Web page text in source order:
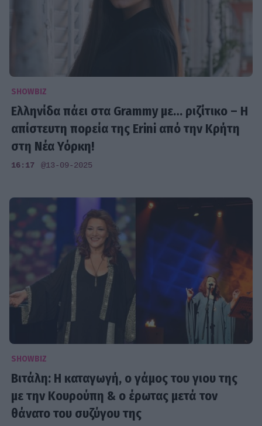
SHOWBIZ
Ελληνίδα πάει στα Grammy με… ριζίτικο – Η
απίστευτη πορεία της Erini από την Κρήτη
στη Νέα Υόρκη!
16:17 @13-09-2025
SHOWBIZ
Βιτάλη: Η καταγωγή, ο γάμος του γιου της
με την Κουρούπη & ο έρωτας μετά τον
θάνατο του συζύγου της